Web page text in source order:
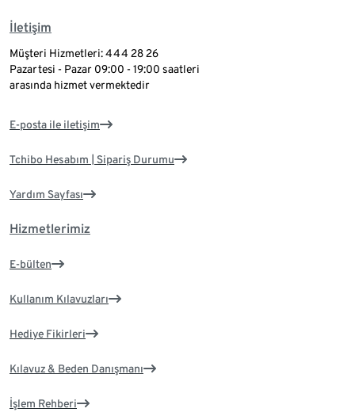
İletişim
Müşteri Hizmetleri: 444 28 26
Pazartesi - Pazar 09:00 - 19:00 saatleri
arasında hizmet vermektedir
E-posta ile iletişim
Tchibo Hesabım | Sipariş Durumu
Yardım Sayfası
Hizmetlerimiz
E-bülten
Kullanım Kılavuzları
Hediye Fikirleri
Kılavuz & Beden Danışmanı
İşlem Rehberi